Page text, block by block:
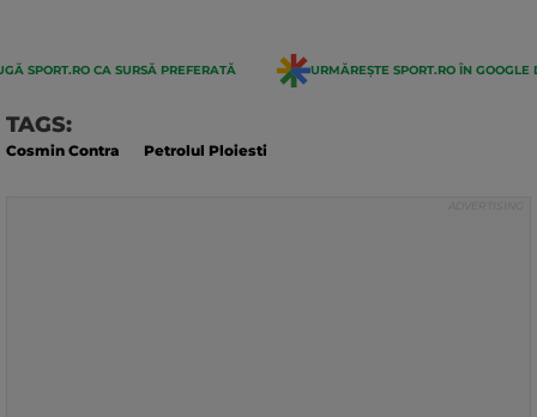
SPORT.RO CA SURSĂ PREFERATĂ URMĂREȘTE SPORT.RO ÎN GOOGLE
TAGS:
Cosmin Contra Petrolul Ploiesti